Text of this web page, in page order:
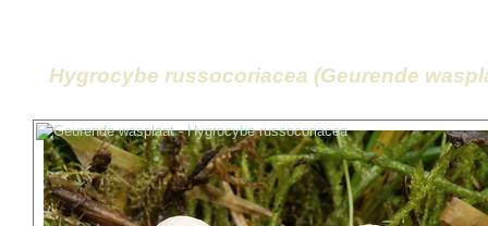
Hygrocybe russocoriacea (Geurende